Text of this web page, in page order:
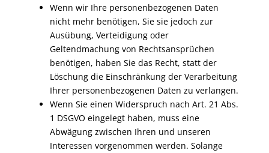
Wenn wir Ihre personenbezogenen Daten
nicht mehr benötigen, Sie sie jedoch zur
Ausübung, Verteidigung oder
Geltendmachung von Rechtsansprüchen
benötigen, haben Sie das Recht, statt der
Löschung die Einschränkung der Verarbeitung
Ihrer personenbezogenen Daten zu verlangen.
Wenn Sie einen Widerspruch nach Art. 21 Abs.
1 DSGVO eingelegt haben, muss eine
Abwägung zwischen Ihren und unseren
Interessen vorgenommen werden. Solange